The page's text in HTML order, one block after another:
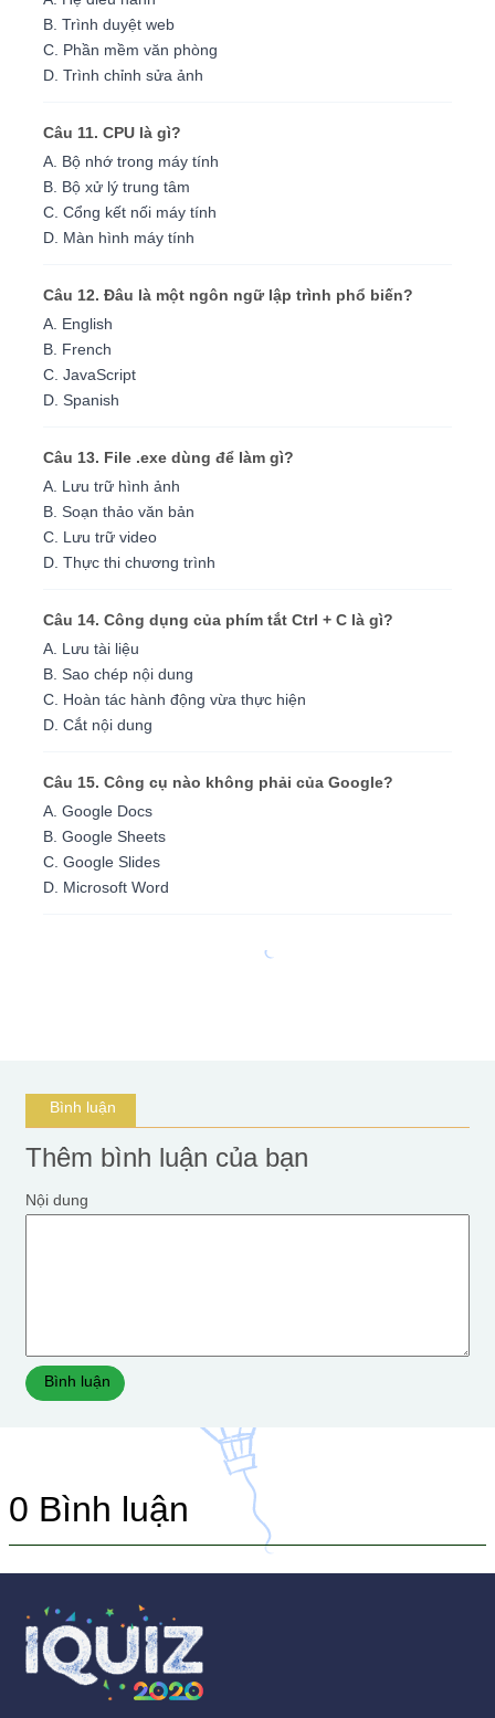
B. Trình duyệt web
C. Phần mềm văn phòng
D. Trình chỉnh sửa ảnh
Câu 11. CPU là gì?
A. Bộ nhớ trong máy tính
B. Bộ xử lý trung tâm
C. Cổng kết nối máy tính
D. Màn hình máy tính
Câu 12. Đâu là một ngôn ngữ lập trình phổ biến?
A. English
B. French
C. JavaScript
D. Spanish
Câu 13. File .exe dùng để làm gì?
A. Lưu trữ hình ảnh
B. Soạn thảo văn bản
C. Lưu trữ video
D. Thực thi chương trình
Câu 14. Công dụng của phím tắt Ctrl + C là gì?
A. Lưu tài liệu
B. Sao chép nội dung
C. Hoàn tác hành động vừa thực hiện
D. Cắt nội dung
Câu 15. Công cụ nào không phải của Google?
A. Google Docs
B. Google Sheets
C. Google Slides
D. Microsoft Word
Bình luận
Thêm bình luận của bạn
Nội dung
Bình luận
0 Bình luận